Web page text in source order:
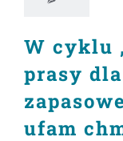
W cyklu
prasy
ufam